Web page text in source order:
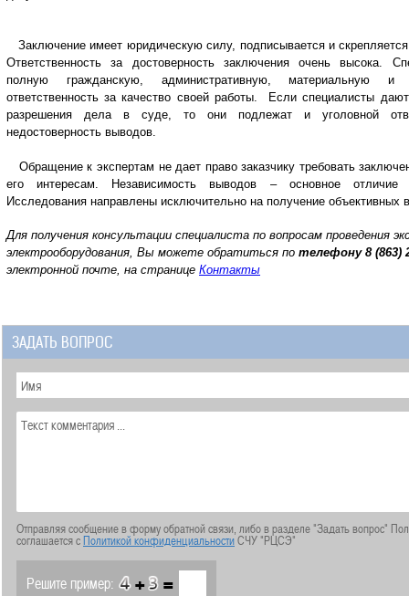
Заключение имеет юридическую силу, подписывается и
Ответственность за достоверность заключения очень высока.
полную гражданскую, административную, материальную и
ответственность за качество своей работы. Если специалисты
разрешения дела в суде, то они подлежат и уголовной
недостоверность выводов.
Обращение к экспертам не дает право заказчику требовать
его интересам. Независимость выводов – основное отличие
Исследования направлены исключительно на получение объективных
Для получения консультации специалиста по вопросам проведения
электрооборудования, Вы можете обратиться по телефону 8 (863)
электронной почте, на странице Контакты
ЗАДАТЬ ВОПРОС
Отправляя сообщение в форму обратной связи, либо в разделе "Задать вопрос"
соглашается сПолитикой конфиденциальностиСЧУ "РЦСЭ"
Решите пример: + =